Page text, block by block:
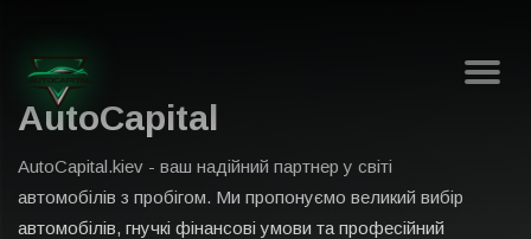
AutoCapital
AutoCapital.kiev - ваш надійний партнер у світі
автомобілів з пробігом. Ми пропонуємо великий вибір
автомобілів, гнучкі фінансові умови та професійний